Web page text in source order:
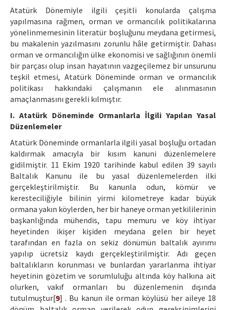
Atatürk Dönemiyle ilgili çeşitli konularda çalışma
yapılmasına rağmen, orman ve ormancılık politikalarına
yönelinmemesinin literatür boşluğunu meydana getirmesi,
bu makalenin yazılmasını zorunlu hâle getirmiştir. Dahası
orman ve ormancılığın ülke ekonomisi ve sağlığının önemli
bir parçası olup insan hayatının vazgeçilemez bir unsurunu
teşkil etmesi, Atatürk Döneminde orman ve ormancılık
politikası hakkındaki çalışmanın ele alınmasının
amaçlanmasını gerekli kılmıştır.
I. Atatürk Döneminde Ormanlarla İlgili Yapılan Yasal
Düzenlemeler
Atatürk Döneminde ormanlarla ilgili yasal boşluğu ortadan
kaldırmak amacıyla bir kısım kanuni düzenlemelere
gidilmiştir. 11 Ekim 1920 tarihinde kabul edilen 39 sayılı
Baltalık Kanunu ile bu yasal düzenlemelerden ilki
gerçekleştirilmiştir. Bu kanunla odun, kömür ve
keresteciliğiyle bilinin yirmi kilometreye kadar büyük
ormana yakın köylerden, her bir haneye orman yetkililerinin
başkanlığında mühendis, tapu memuru ve köy ihtiyar
heyetinden ikişer kişiden meydana gelen bir heyet
tarafından en fazla on sekiz dönümün baltalık ayırımı
yapılıp ücretsiz kaydı gerçekleştirilmiştir. Adı geçen
baltalıkların korunması ve bunlardan yararlanma ihtiyar
heyetinin gözetim ve sorumluluğu altında köy halkına ait
olurken, vakıf ormanları bu düzenlemenin dışında
tutulmuştur[9] . Bu kanun ile orman köylüsü her aileye 18